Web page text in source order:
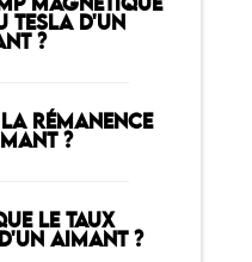
MAGNÉTIQUE
TESLA D'UN
?
RÉMANENCE
?
LE TAUX
AIMANT ?